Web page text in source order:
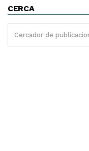
CERCA